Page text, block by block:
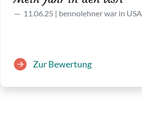
11.06.25 | bennolehner war in USA
Zur Bewertung